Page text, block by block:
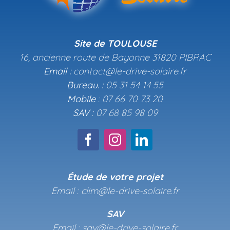
Site de TOULOUSE
16, ancienne route de Bayonne 31820 PIBRAC
Email :contact@le-drive-solaire.fr
Bureau. :05 31 54 14 55
Mobile: 07 66 70 73 20
SAV: 07 68 85 98 09
Étude de votre projet
Email : clim@le-drive-solaire.fr
SAV